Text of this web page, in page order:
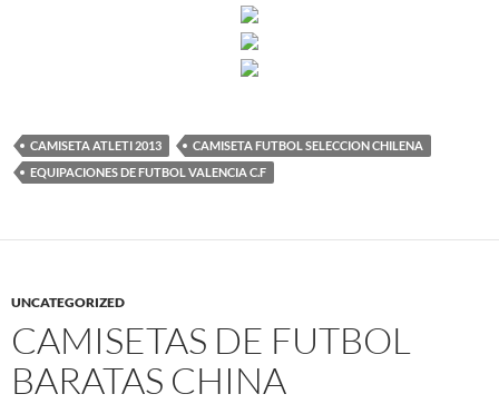
CAMISETA ATLETI 2013
CAMISETA FUTBOL SELECCION CHILENA
EQUIPACIONES DE FUTBOL VALENCIA C.F
UNCATEGORIZED
CAMISETAS DE FUTBOL
BARATAS CHINA